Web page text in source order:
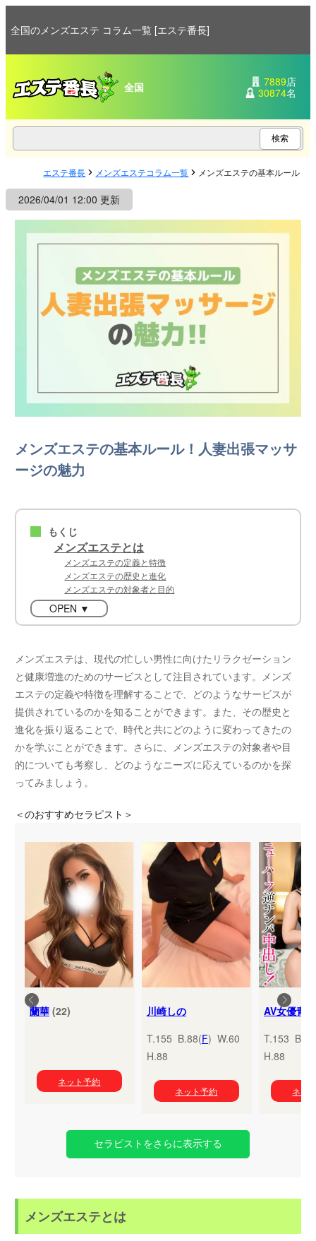
全国のメンズエステ コラム一覧 [エステ番長]
全国 7889店
30874名
エステ番長 メンズエステコラム一覧 メンズエステの基本ルール！
2026/04/01 12:00 更新
メンズエステの基本ルール！人妻出張マッサ
ージの魅力
■ もくじ
メンズエステとは
メンズエステの定義と特徴
メンズエステの歴史と進化
メンズエステの対象者と目的
OPEN ▼
メンズエステは、現代の忙しい男性に向けたリラクゼーション
と健康増進のためのサービスとして注目されています。メンズ
エステの定義や特徴を理解することで、どのようなサービスが
提供されているのかを知ることができます。また、その歴史と
進化を振り返ることで、時代と共にどのように変わってきたの
かを学ぶことができます。さらに、メンズエステの対象者や目
的についても考察し、どのようなニーズに応えているのかを探
ってみましょう。
＜のおすすめセラピスト＞
蘭華(22)
ネット予約
川崎しの
T.155 B.88(F) W.60
H.88
ネット予約
T.153
H.88
ネッ
セラピストをさらに表示する
メンズエステとは